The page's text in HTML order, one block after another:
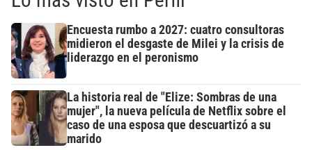
Encuesta rumbo a 2027: cuatro consultoras
midieron el desgaste de Milei y la crisis de
liderazgo en el peronismo
La historia real de "Elize: Sombras de una
mujer", la nueva película de Netflix sobre el
caso de una esposa que descuartizó a su
marido